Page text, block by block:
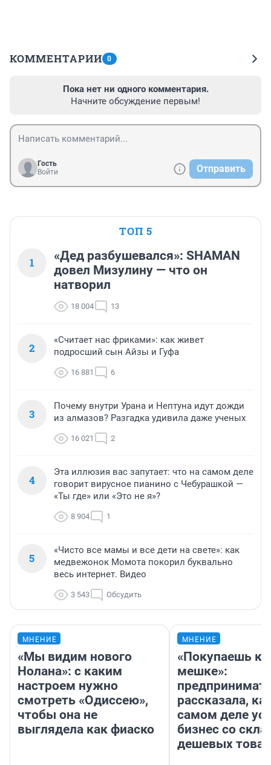
КОММЕНТАРИИ 0
Пока нет ни одного комментария.
Начните обсуждение первым!
Гость
Войти
Отправить
ТОП 5
1
«Дед разбушевался»: SHAMAN
довел Мизулину — что он
натворил
18 004 13
2
«Считает нас фриками»: как живет
подросший сын Айзы и Гуфа
16 881 6
3
Почему внутри Урана и Нептуна идут дожди
из алмазов? Разгадка удивила даже ученых
16 021 2
4
Эта иллюзия вас запутает: что на самом деле
говорит вирусное пианино с Чебурашкой —
«Ты где» или «Это не я»?
8 904 1
5
«Чисто все мамы и все дети на свете»: как
медвежонок Момота покорил буквально
весь интернет. Видео
3 543 Обсудить
МНЕНИЕ
«Мы видим нового
Нолана»: с каким
настроем нужно
смотреть «Одиссею»,
чтобы она не
выглядела как фиаско
МНЕНИЕ
«Покупаешь
мешке»:
рассказала,
самом деле
бизнес со
дешевых